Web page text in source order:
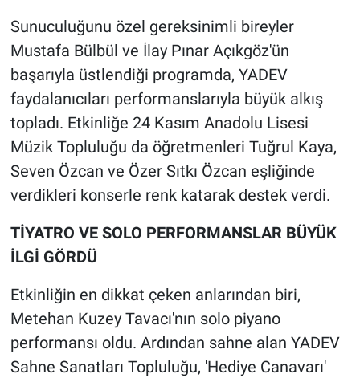
Sunuculuğunu özel gereksinimli bireyler
Mustafa Bülbül ve İlay Pınar Açıkgöz'ün
başarıyla üstlendiği programda, YADEV
faydalanıcıları performanslarıyla büyük alkış
topladı. Etkinliğe 24 Kasım Anadolu Lisesi
Müzik Topluluğu da öğretmenleri Tuğrul Kaya,
Seven Özcan ve Özer Sıtkı Özcan eşliğinde
verdikleri konserle renk katarak destek verdi.
TİYATRO VE SOLO PERFORMANSLAR BÜYÜK
İLGİ GÖRDÜ
Etkinliğin en dikkat çeken anlarından biri,
Metehan Kuzey Tavacı'nın solo piyano
performansı oldu. Ardından sahne alan YADEV
Sahne Sanatları Topluluğu, 'Hediye Canavarı'